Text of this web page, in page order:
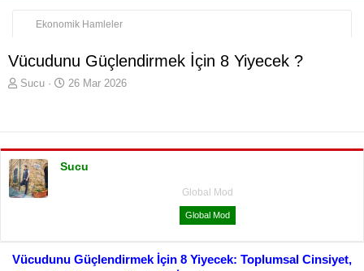
Ekonomik Hamleler
Vücudunu Güçlendirmek İçin 8 Yiyecek ?
K
u
b
a
ş
a
Sucu
B
n
g
i
26 Mar 2026
Sucu
Global Mod
Global Mod
Vücudunu Güçlendirmek İçin 8 Yiyecek: Toplumsal Cinsiyet,